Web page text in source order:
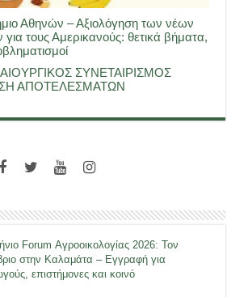
Αθηνών – Αξιολόγηση των νέων
τους Αμερικανούς: θετικά βήματα,
ΣΥΝΕΤΑΙΡΙΣΜΟΣ
ΑΠΟΤΕΛΕΣΜΑΤΩΝ
Forum Αγροοικολογίας 2026: Τον
στην Καλαμάτα – Εγγραφή για
επιστήμονες και κοινό